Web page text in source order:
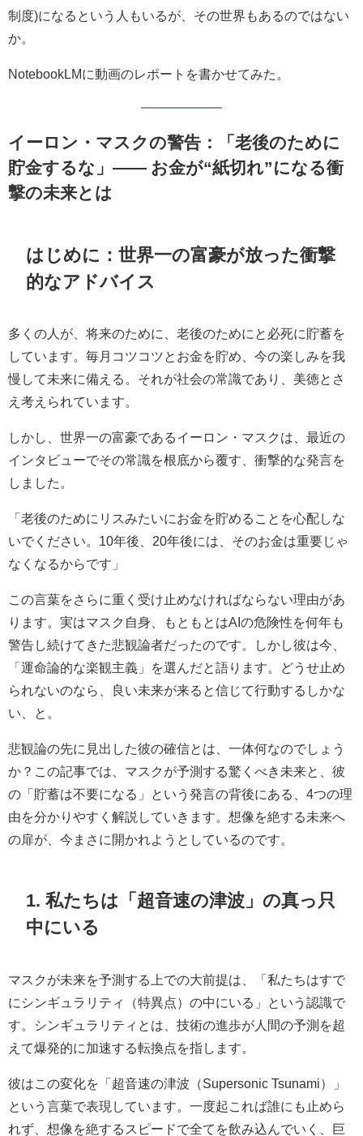
制度)になるという人もいるが、その世界もあるのではない
か。
NotebookLMに動画のレポートを書かせてみた。
イーロン・マスクの警告：「老後のために
貯金するな」—— お金が“紙切れ”になる衝
撃の未来とは
はじめに：世界一の富豪が放った衝撃
的なアドバイス
多くの人が、将来のために、老後のためにと必死に貯蓄を
しています。毎月コツコツとお金を貯め、今の楽しみを我
慢して未来に備える。それが社会の常識であり、美徳とさ
え考えられています。
しかし、世界一の富豪であるイーロン・マスクは、最近の
インタビューでその常識を根底から覆す、衝撃的な発言を
しました。
「老後のためにリスみたいにお金を貯めることを心配しな
いでください。10年後、20年後には、そのお金は重要じゃ
なくなるからです」
この言葉をさらに重く受け止めなければならない理由があ
ります。実はマスク自身、もともとはAIの危険性を何年も
警告し続けてきた悲観論者だったのです。しかし彼は今、
「運命論的な楽観主義」を選んだと語ります。どうせ止め
られないのなら、良い未来が来ると信じて行動するしかな
い、と。
悲観論の先に見出した彼の確信とは、一体何なのでしょう
か？この記事では、マスクが予測する驚くべき未来と、彼
の「貯蓄は不要になる」という発言の背後にある、4つの理
由を分かりやすく解説していきます。想像を絶する未来へ
の扉が、今まさに開かれようとしているのです。
1. 私たちは「超音速の津波」の真っ只
中にいる
マスクが未来を予測する上での大前提は、「私たちはすで
にシンギュラリティ（特異点）の中にいる」という認識で
す。シンギュラリティとは、技術の進歩が人間の予測を超
えて爆発的に加速する転換点を指します。
彼はこの変化を「超音速の津波（Supersonic Tsunami）」
という言葉で表現しています。一度起これば誰にも止めら
れず、想像を絶するスピードで全てを飲み込んでいく、巨